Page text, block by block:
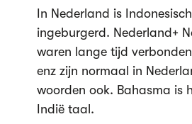
In Nederland is
ingeburgerd. Nederland+
waren lange tijd
enz zijn normaal in
woorden ook. Bahasma is
Indië taal.